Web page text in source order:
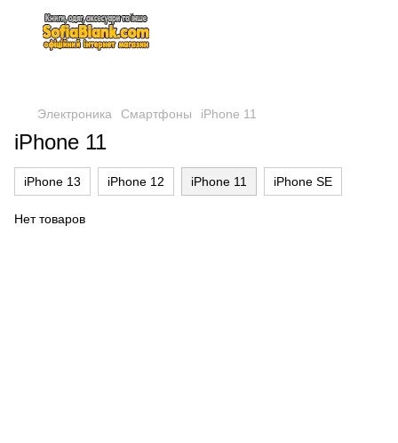
Электроника Смартфоны iPhone 11
iPhone 11
iPhone 13 iPhone 12 iPhone 11 iPhone SE
Нет товаров